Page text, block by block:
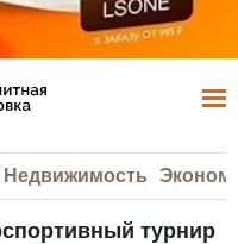
Недвижимость
турнир